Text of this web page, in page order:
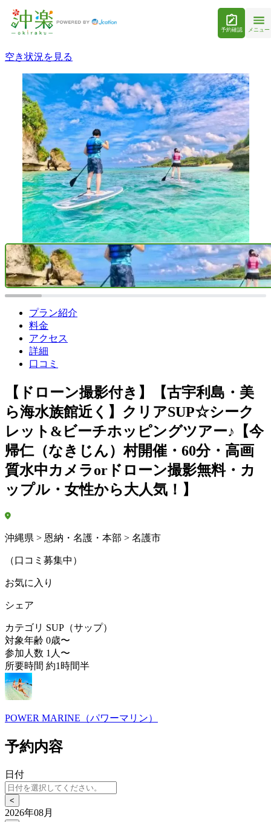
予約確認 メニュー
空き状況を見る
プラン紹介
料金
アクセス
詳細
口コミ
【ドローン撮影付き】【古宇利島・美
ら海水族館近く】クリアSUP☆シーク
レット&ビーチホッピングツアー♪【今
帰仁（なきじん）村開催・60分・高画
質水中カメラorドローン撮影無料・カ
ップル・女性から大人気！】
沖縄県 > 恩納・名護・本部 > 名護市
（口コミ募集中）
お気に入り
シェア
カテゴリ SUP（サップ）
対象年齢 0歳〜
参加人数 1人〜
所要時間 約1時間半
POWER MARINE（パワーマリン）
予約内容
日付
<
2026年08月